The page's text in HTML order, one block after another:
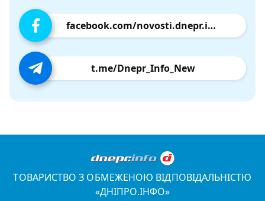
facebook.com/novosti.dnepr.info
t.me/Dnepr_Info_New
ТОВАРИСТВО З ОБМЕЖЕНОЮ ВІДПОВІДАЛЬНІСТЮ
«ДНІПРО.ІНФО»